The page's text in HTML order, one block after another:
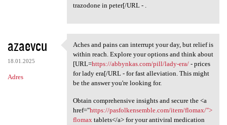
trazodone in peter[/URL - .
azaevcu
18.01.2025
Adres
Aches and pains can interrupt
Aches and pains can interrupt your day, but relief is
within reach. Explore your options and think about
[URL=https://abbynkas.com/pill/lady-era/- prices
for lady era[/URL - for fast alleviation. This might
be the answer you're looking for.
Obtain comprehensive insights and secure the <a
href="https://pasfolkensemble.com/item/flomax/">
flomaxtablets</a> for your antiviral medication